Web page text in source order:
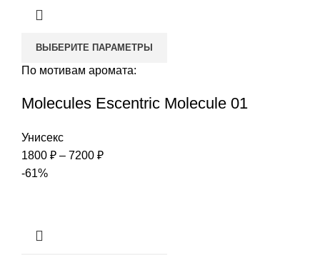
ВЫБЕРИТЕ ПАРАМЕТРЫ
По мотивам аромата:
Molecules Escentric Molecule 01
Унисекс
1800 ₽ – 7200 ₽Диапазон
-61%